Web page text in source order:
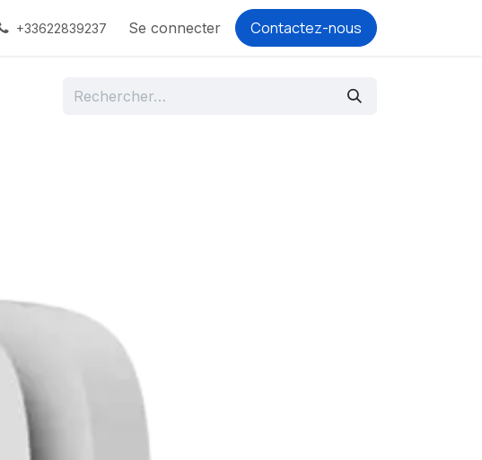
+33622839237 Se connecter Contactez-nous